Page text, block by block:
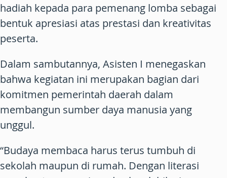
hadiah kepada para pemenang lomba sebagai
bentuk apresiasi atas prestasi dan kreativitas
peserta.
Dalam sambutannya, Asisten I menegaskan
bahwa kegiatan ini merupakan bagian dari
komitmen pemerintah daerah dalam
membangun sumber daya manusia yang
unggul.
“Budaya membaca harus terus tumbuh di
sekolah maupun di rumah. Dengan literasi